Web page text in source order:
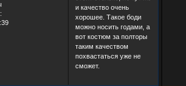
и качество очень
хорошее. Такое боди
можно носить годами, а
вот костюм за полторы
таким качеством
похвастаться уже не
сможет.